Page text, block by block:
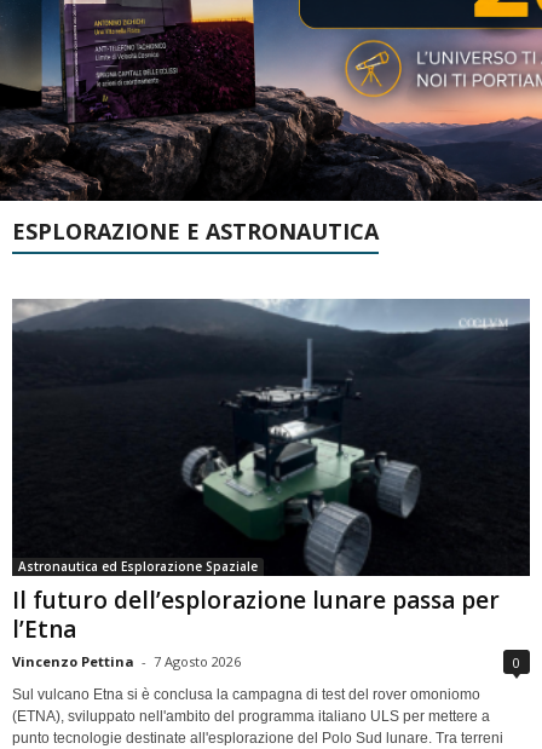
ESPLORAZIONE E ASTRONAUTICA
Astronautica ed Esplorazione Spaziale
Il futuro dell’esplorazione lunare passa per
l’Etna
Vincenzo Pettina - 7 Agosto 2026 0
Sul vulcano Etna si è conclusa la campagna di test del rover omoniomo
(ETNA), sviluppato nell'ambito del programma italiano ULS per mettere a
punto tecnologie destinate all'esplorazione del Polo Sud lunare. Tra terreni